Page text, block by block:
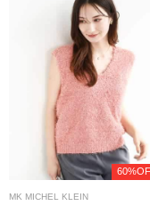
MK MICHEL KLEIN